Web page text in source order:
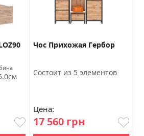
Чос Прихожая Гербор
Состоит из 5 элементов
Цена:
17 560 грн